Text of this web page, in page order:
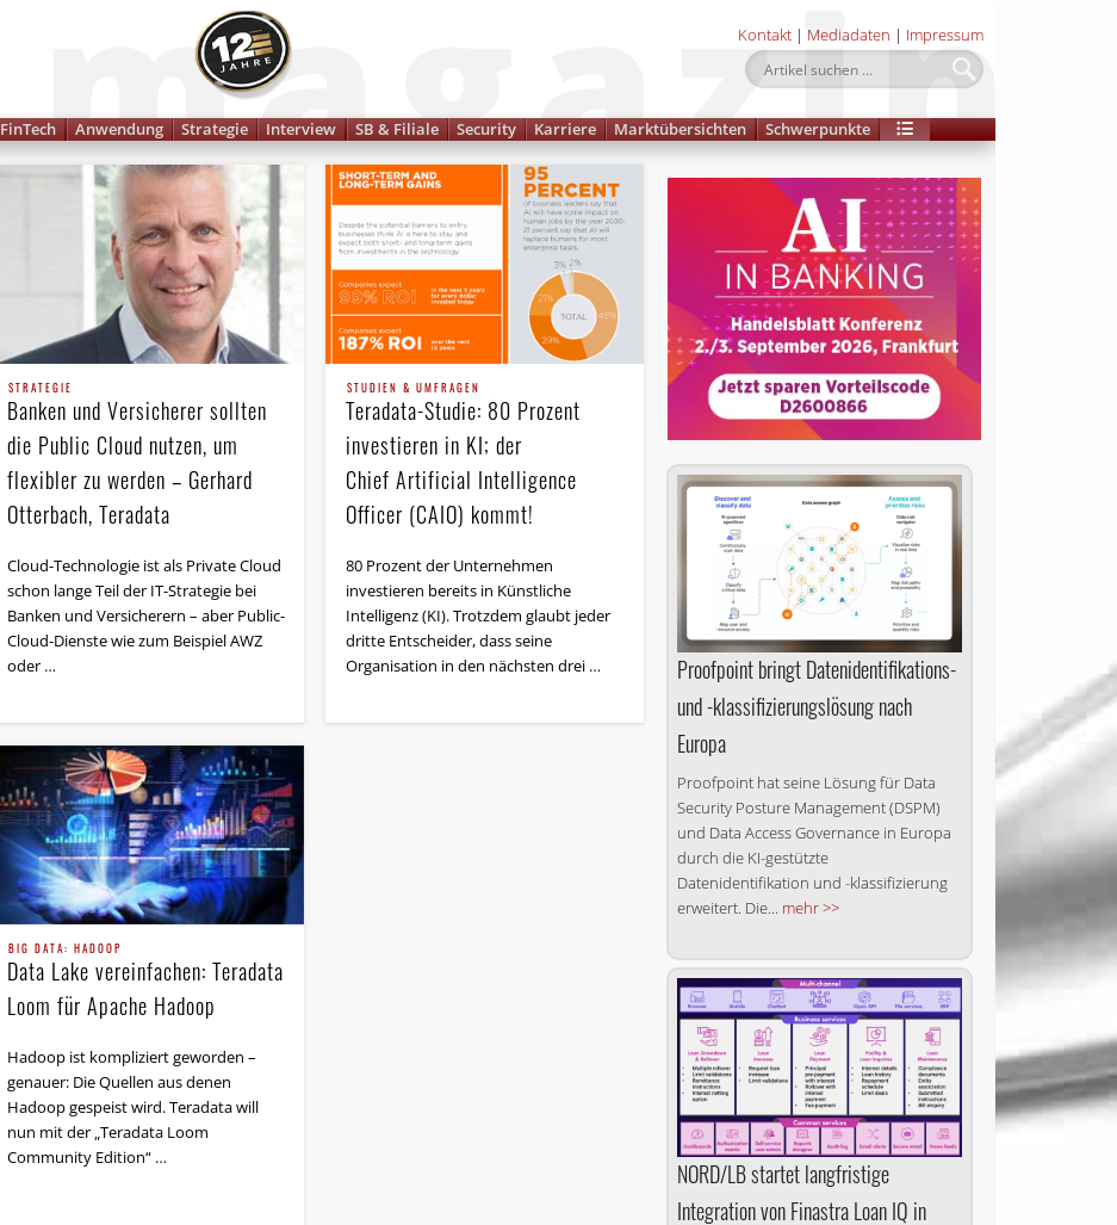
Kontakt | Mediadaten | Impressum
FinTech Anwendung Strategie Interview SB & Filiale Security Karriere Marktübersichten Schwerpunkte
STRATEGIE
Banken und Versicherer sollten
die Public Cloud nutzen, um
flexibler zu werden – Gerhard
Otterbach, Teradata
Cloud-Technologie ist als Private Cloud
schon lange Teil der IT-Strategie bei
Banken und Versicherern – aber Public-
Cloud-Dienste wie zum Beispiel AWZ
oder …
STUDIEN & UMFRAGEN
Teradata-Studie: 80 Prozent
investieren in KI; der
Chief Artificial Intelligence
Officer (CAIO) kommt!
80 Prozent der Unternehmen
investieren bereits in Künstliche
Intelligenz (KI). Trotzdem glaubt jeder
dritte Entscheider, dass seine
Organisation in den nächsten drei …
BIG DATA: HADOOP
Data Lake vereinfachen: Teradata
Loom für Apache Hadoop
Hadoop ist kompliziert geworden –
genauer: Die Quellen aus denen
Hadoop gespeist wird. Teradata will
nun mit der „Teradata Loom
Community Edition“ …
Proofpoint bringt Datenidentifikations-
und -klassifizierungslösung nach
Europa
Proofpoint hat seine Lösung für Data
Security Posture Management (DSPM)
und Data Access Governance in Europa
durch die KI-gestützte
Datenidentifikation und -klassifizierung
erweitert. Die... mehr >>
NORD/LB startet langfristige
Integration von Finastra Loan IQ in